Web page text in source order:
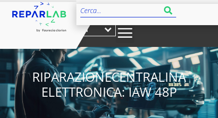
IT
RIPARAZIONECENTRALINA
ELETTRONICA: IAW 48P